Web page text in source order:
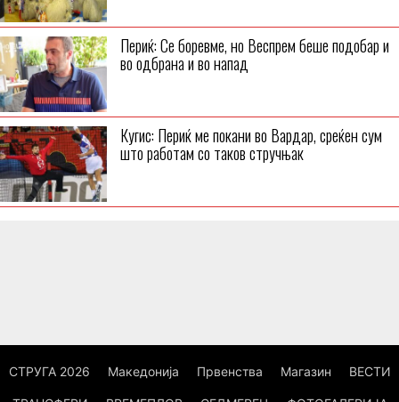
Периќ: Се боревме, но Веспрем беше подобар и
во одбрана и во напад
Кугис: Периќ ме покани во Вардар, среќен сум
што работам со таков стручњак
СТРУГА 2026 Македонија Првенства Магазин ВЕСТИ